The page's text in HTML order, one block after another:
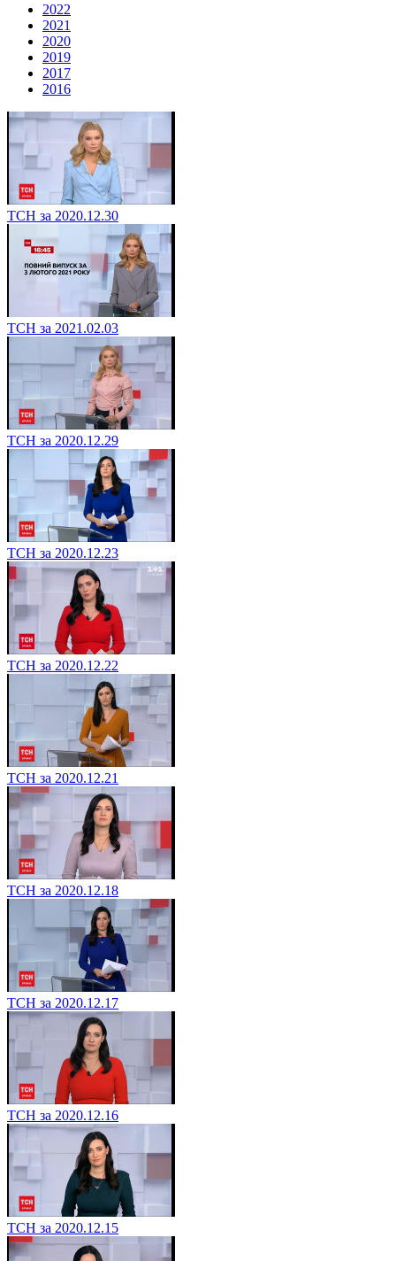
2022
2021
2020
2019
2017
2016
ТСН за 2020.12.30
ТСН за 2021.02.03
ТСН за 2020.12.29
ТСН за 2020.12.23
ТСН за 2020.12.22
ТСН за 2020.12.21
ТСН за 2020.12.18
ТСН за 2020.12.17
ТСН за 2020.12.16
ТСН за 2020.12.15